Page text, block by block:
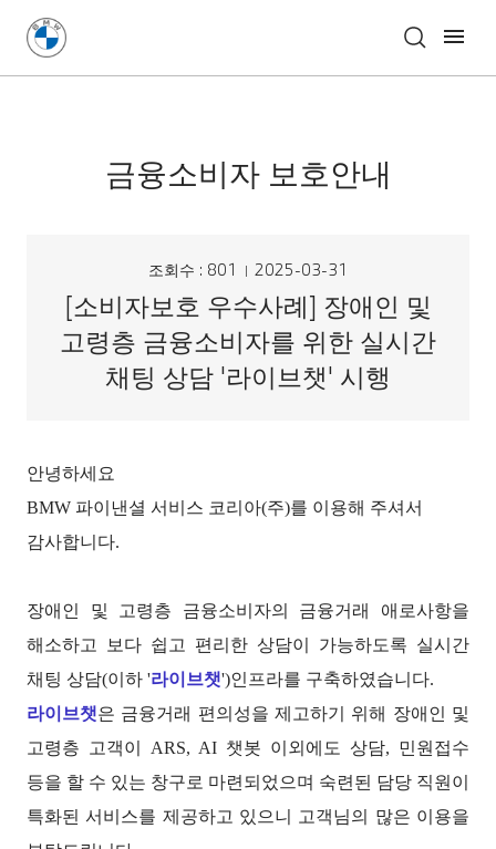
금융소비자 보호안내
조회수 : 801 2025-03-31
[소비자보호 우수사례] 장애인 및
고령층 금융소비자를 위한 실시간
채팅 상담 '라이브챗' 시행
안녕하세요
BMW 파이낸셜 서비스 코리아(주)를 이용해 주셔서
감사합니다.
장애인 및 고령층 금융소비자의 금융거래 애로사항을
해소하고 보다 쉽고 편리한 상담이 가능하도록 실시간
채팅 상담(이하 '라이브챗')인프라를 구축하였습니다.
라이브챗은 금융거래 편의성을 제고하기 위해 장애인 및
고령층 고객이 ARS, AI 챗봇 이외에도 상담, 민원접수
등을 할 수 있는 창구로 마련되었으며 숙련된 담당 직원이
특화된 서비스를 제공하고 있으니 고객님의 많은 이용을